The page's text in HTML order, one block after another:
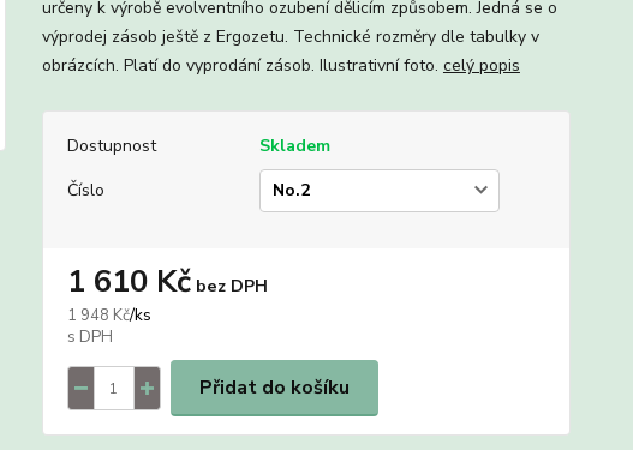
určeny k výrobě evolventního ozubení dělicím způsobem. Jedná se o
výprodej zásob ještě z Ergozetu. Technické rozměry dle tabulky v
obrázcích. Platí do vyprodání zásob. Ilustrativní foto. celý popis
Dostupnost
Skladem
Číslo
1 948 Kč/ks
1 610 Kč bez DPH
Přidat do košíku